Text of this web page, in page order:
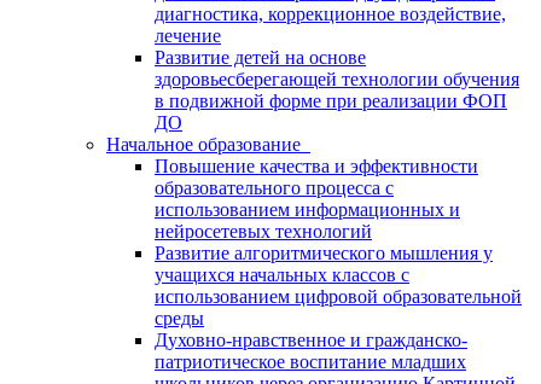
диагностика, коррекционное воздействие,
лечение
Развитие детей на основе
здоровьесберегающей технологии обучения
в подвижной форме при реализации ФОП
ДО
Начальное образование
Повышение качества и эффективности
образовательного процесса с
использованием информационных и
нейросетевых технологий
Развитие алгоритмического мышления у
учащихся начальных классов с
использованием цифровой образовательной
среды
Духовно-нравственное и гражданско-
патриотическое воспитание младших